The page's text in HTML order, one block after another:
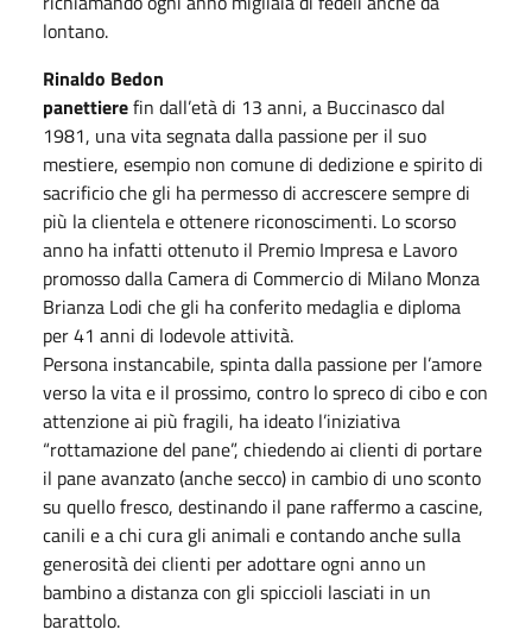
lontano.
Rinaldo Bedon
panettierefin dall’età di 13 anni, a Buccinasco dal
1981, una vita segnata dalla passione per il suo
mestiere, esempio non comune di dedizione e spirito di
sacrificio che gli ha permesso di accrescere sempre di
più la clientela e ottenere riconoscimenti. Lo scorso
anno ha infatti ottenuto il Premio Impresa e Lavoro
promosso dalla Camera di Commercio di Milano Monza
Brianza Lodi che gli ha conferito medaglia e diploma
per 41 anni di lodevole attività.
Persona instancabile, spinta dalla passione per l’amore
verso la vita e il prossimo, contro lo spreco di cibo e con
attenzione ai più fragili, ha ideato l’iniziativa
“rottamazione del pane”, chiedendo ai clienti di portare
il pane avanzato (anche secco) in cambio di uno sconto
su quello fresco, destinando il pane raffermo a cascine,
canili e a chi cura gli animali e contando anche sulla
generosità dei clienti per adottare ogni anno un
bambino a distanza con gli spiccioli lasciati in un
barattolo.